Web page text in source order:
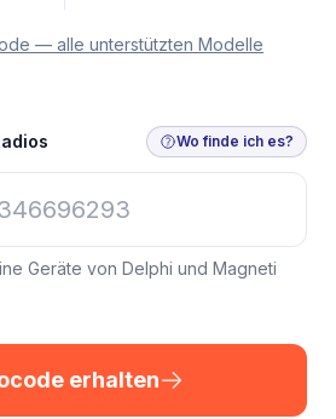
— alle unterstützten Modelle
Wo finde ich es?
Geräte von Delphi und Magneti
erhalten